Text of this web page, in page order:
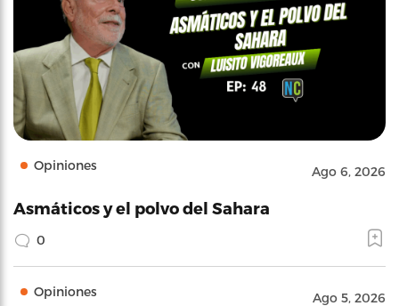
Opiniones Ago 6, 2026
Asmáticos y el polvo del Sahara
0
Opiniones Ago 5, 2026